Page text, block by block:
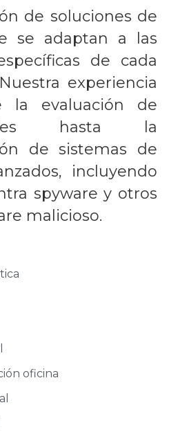
de soluciones de
se adaptan a las
de cada
experiencia
la evaluación de
hasta la
de sistemas de
incluyendo
spyware y otros
malicioso.
oficina